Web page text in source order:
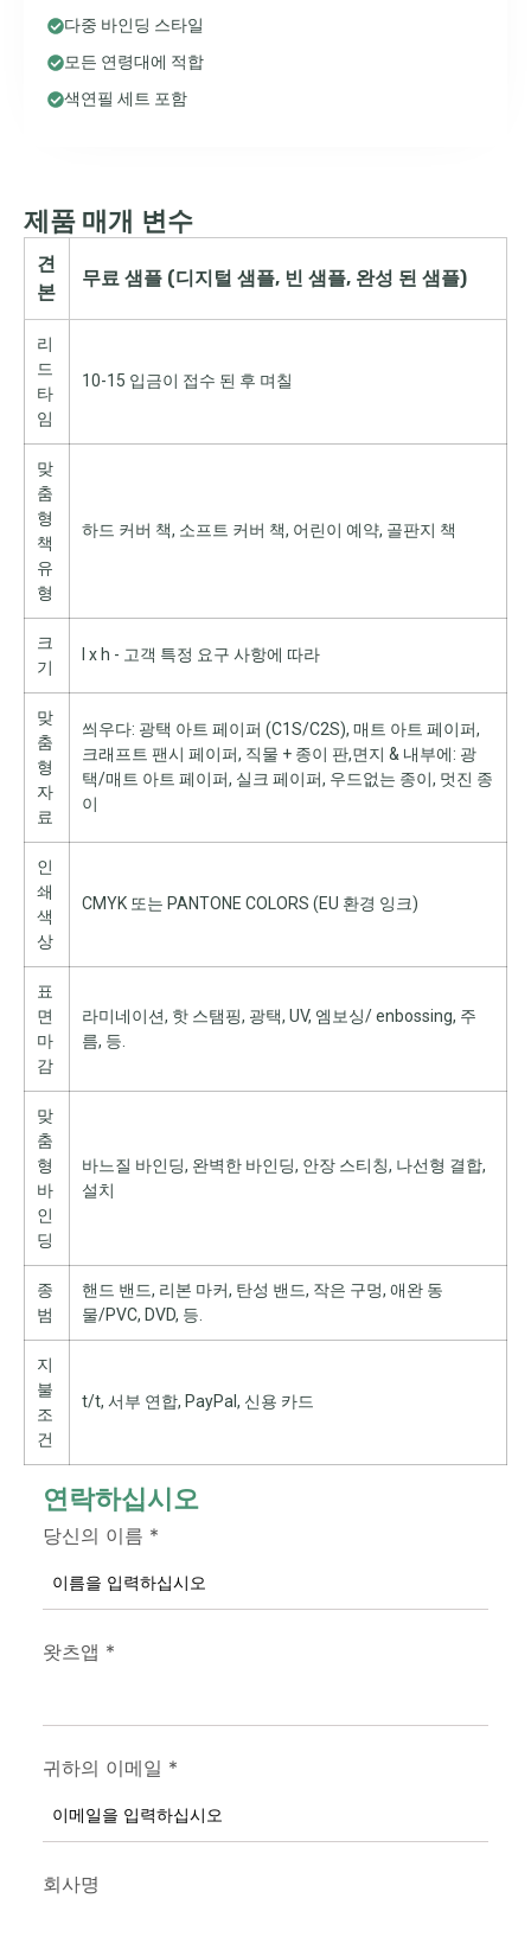
다중 바인딩 스타일
모든 연령대에 적합
색연필 세트 포함
제품 매개 변수
견
본
무료 샘플 (디지털 샘플, 빈 샘플, 완성 된 샘플)
리
드
타
임
10-15 입금이 접수 된 후 며칠
맞
춤
형
책
유
형
하드 커버 책, 소프트 커버 책, 어린이 예약, 골판지 책
크
기
l x h - 고객 특정 요구 사항에 따라
맞
춤
형
자
료
씌우다: 광택 아트 페이퍼 (C1S/C2S), 매트 아트 페이퍼,
크래프트 팬시 페이퍼, 직물 + 종이 판,면지 & 내부에: 광
택/매트 아트 페이퍼, 실크 페이퍼, 우드없는 종이, 멋진 종
이
인
쇄
색
상
CMYK 또는 PANTONE COLORS (EU 환경 잉크)
표
면
마
감
라미네이션, 핫 스탬핑, 광택, UV, 엠보싱/ enbossing, 주
름, 등.
맞
춤
형
바
인
딩
바느질 바인딩, 완벽한 바인딩, 안장 스티칭, 나선형 결합,
설치
종
범
핸드 밴드, 리본 마커, 탄성 밴드, 작은 구멍, 애완 동
물/PVC, DVD, 등.
지
불
조
건
t/t, 서부 연합, PayPal, 신용 카드
연락하십시오
당신의 이름 *
왓츠앱 *
귀하의 이메일 *
회사명